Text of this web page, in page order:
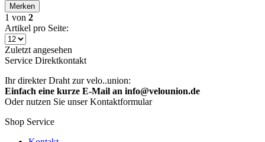
Merken
1 von 2
Artikel pro Seite:
Zuletzt angesehen
Service Direktkontakt
Ihr direkter Draht zur velo..union:
Einfach eine kurze E-Mail an info@velounion.de
Oder nutzen Sie unser Kontaktformular
Shop Service